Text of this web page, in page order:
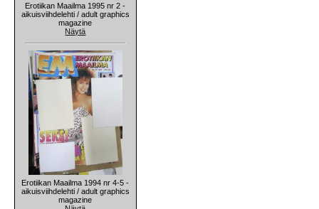
Erotiikan Maailma 1995 nr 2 -
aikuisviihdelehti / adult graphics
magazine
Näytä
Erotiikan Maailma 1994 nr 4-5 -
aikuisviihdelehti / adult graphics
magazine